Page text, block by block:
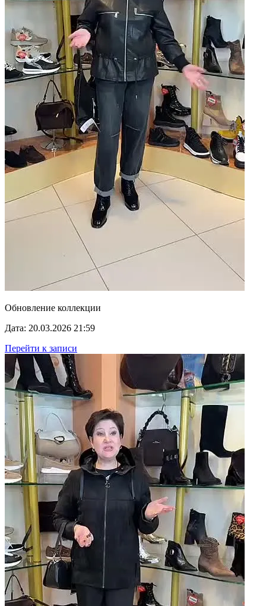
Обновление коллекции
Дата: 20.03.2026 21:59
Перейти к записи